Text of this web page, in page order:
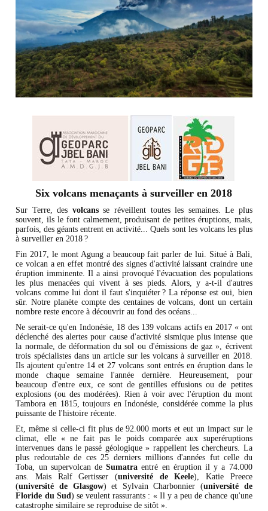
Six volcans menaçants à surveiller en 2018
Sur Terre, des volcansse réveillent toutes les semaines. Le plus
souvent, ils le font calmement, produisant de petites éruptions, mais,
parfois, des géants entrent en activité... Quels sont les volcans les plus
à surveiller en 2018 ?
Fin 2017, le mont Agung a beaucoup fait parler de lui. Situé à Bali,
ce volcan a en effet montré des signes d'activité laissant craindre une
éruption imminente. Il a ainsi provoqué l'évacuation des populations
les plus menacées qui vivent à ses pieds. Alors, y a-t-il d'autres
volcans comme lui dont il faut s'inquiéter ? La réponse est oui, bien
sûr. Notre planète compte des centaines de volcans, dont un certain
nombre reste encore à découvrir au fond des océans...
Ne serait-ce qu'en Indonésie, 18 des 139 volcans actifs en 2017 « ont
déclenché des alertes pour cause d'activité sismique plus intense que
la normale, de déformation du sol ou d'émissions de gaz », écrivent
trois spécialistes dans un article sur les volcans à surveiller en 2018.
Ils ajoutent qu'entre 14 et 27 volcans sont entrés en éruption dans le
monde chaque semaine l'année dernière. Heureusement, pour
beaucoup d'entre eux, ce sont de gentilles effusions ou de petites
explosions (ou des modérées). Rien à voir avec l'éruption du mont
Tambora en 1815, toujours en Indonésie, considérée comme la plus
puissante de l'histoire récente.
Et, même si celle-ci fit plus de 92.000 morts et eut un impact sur le
climat, elle « ne fait pas le poids comparée aux superéruptions
intervenues dans le passé géologique » rappellent les chercheurs. La
plus redoutable de ces 25 derniers millions d'années fut celle du
Toba, un supervolcan deSumatra entré en éruption il y a 74.000
ans. Mais Ralf Gertisser (université de Keele), Katie Preece
(université de Glasgow) et Sylvain Charbonnier (université de
Floride du Sud) se veulent rassurants : « Il y a peu de chance qu'une
catastrophe similaire se reproduise de sitôt ».